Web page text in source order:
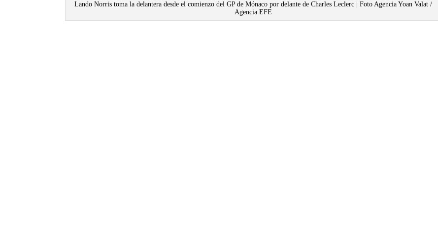
Lando Norris toma la delantera desde el comienzo del GP de Mónaco por delante de Charles Leclerc | Foto Agencia Yoan Valat /
Agencia EFE